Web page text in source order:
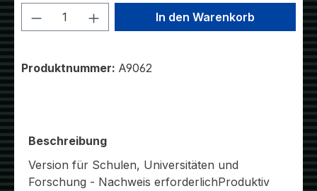
Produkt Anzahl: Gib den
In den Warenkorb
Produktnummer: A9062
Beschreibung
Version für Schulen, Universitäten und
Forschung - Nachweis erforderlichProduktiv